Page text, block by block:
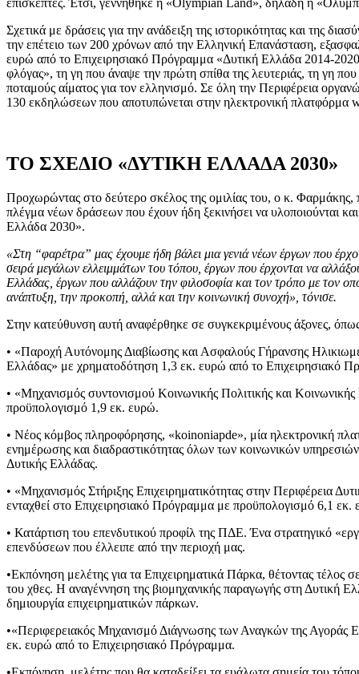
επισκέπτες. Έτσι, γεννήθηκε η «Olympian Land», δηλαδή η
Σχετικά με δράσεις για την ανάδειξη της ιστορικότητας και της
την επέτειο των 200 χρόνων από την Ελληνική Επανάσταση,
ευρώ από το Επιχειρησιακό Πρόγραμμα «Δυτική Ελλάδα 2014-
φλόγας», τη γη που άναψε την πρώτη σπίθα της λευτεριάς, τη γη
ποταμούς αίματος για τον ελληνισμό. Σε όλη την Περιφέρεια
130 εκδηλώσεων που αποτυπώνεται στην ηλεκτρονική πλατφόρμα
ΤΟ ΣΧΕΔΙΟ «ΔΥΤΙΚΗ ΕΛΛΑΔΑ 2030»
Προχωρώντας στο δεύτερο σκέλος της ομιλίας του, ο κ. Φαρμάκης,
πλέγμα νέων δράσεων που έχουν ήδη ξεκινήσει να υλοποιούνται
Ελλάδα 2030».
«Στη “φαρέτρα” μας έχουμε ήδη βάλει μια γενιά νέων έργων που
σειρά μεγάλων ελλειμμάτων του τόπου, έργων που έρχονται να
Ελλάδας, έργων που αλλάζουν την φιλοσοφία και τον τρόπο με τον
ανάπτυξη, την προκοπή, αλλά και την κοινωνική συνοχή», τόνισε.
Στην κατεύθυνση αυτή αναφέρθηκε σε συγκεκριμένους άξονες,
• «Παροχή Αυτόνομης Διαβίωσης και Ασφαλούς Γήρανσης
Ελλάδας» με χρηματοδότηση 1,3 εκ. ευρώ από το Επιχειρησιακό
• «Μηχανισμός συντονισμού Κοινωνικής Πολιτικής και Κοινωνικής
προϋπολογισμό 1,9 εκ. ευρώ.
• Νέος κόμβος πληροφόρησης, «koinoniapde», μία ηλεκτρονική
ενημέρωσης και διαδραστικότητας όλων των κοινωνικών
Δυτικής Ελλάδας.
• «Μηχανισμός Στήριξης Επιχειρηματικότητας στην Περιφέρεια
ενταχθεί στο Επιχειρησιακό Πρόγραμμα με προϋπολογισμό 6,1 εκ.
• Κατάρτιση του επενδυτικού προφίλ της ΠΔΕ. Ένα στρατηγικό
επενδύσεων που έλλειπε από την περιοχή μας.
•Εκπόνηση μελέτης για τα Επιχειρηματικά Πάρκα, θέτοντας τέλος
του χθες. Η αναγέννηση της βιομηχανικής παραγωγής στη Δυτική
δημιουργία επιχειρηματικών πάρκων.
•«Περιφερειακός Μηχανισμό Διάγνωσης των Αναγκών της Αγοράς
εκ. ευρώ από το Επιχειρησιακό Πρόγραμμα.